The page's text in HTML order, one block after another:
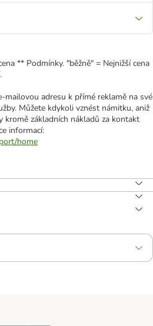
** Podmínky. "běžně" = Nejnižší cena
mailovou adresu k přímé reklamě na své
Můžete kdykoli vznést námitku, aniž
kromě základních nákladů za kontakt
informací:
home